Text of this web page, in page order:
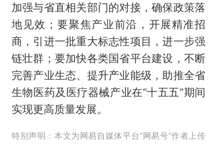
加强与省直相关部门的对接，确保政策落
地见效；要聚焦产业前沿，开展精准招
商，引进一批重大标志性项目，进一步强
链壮群；要加快各类国省平台建设，不断
完善产业生态、提升产业能级，助推全省
生物医药及医疗器械产业在“十五五”期间
实现更高质量发展。
特别声明：本文为网易自媒体平台“网易号”作者上传